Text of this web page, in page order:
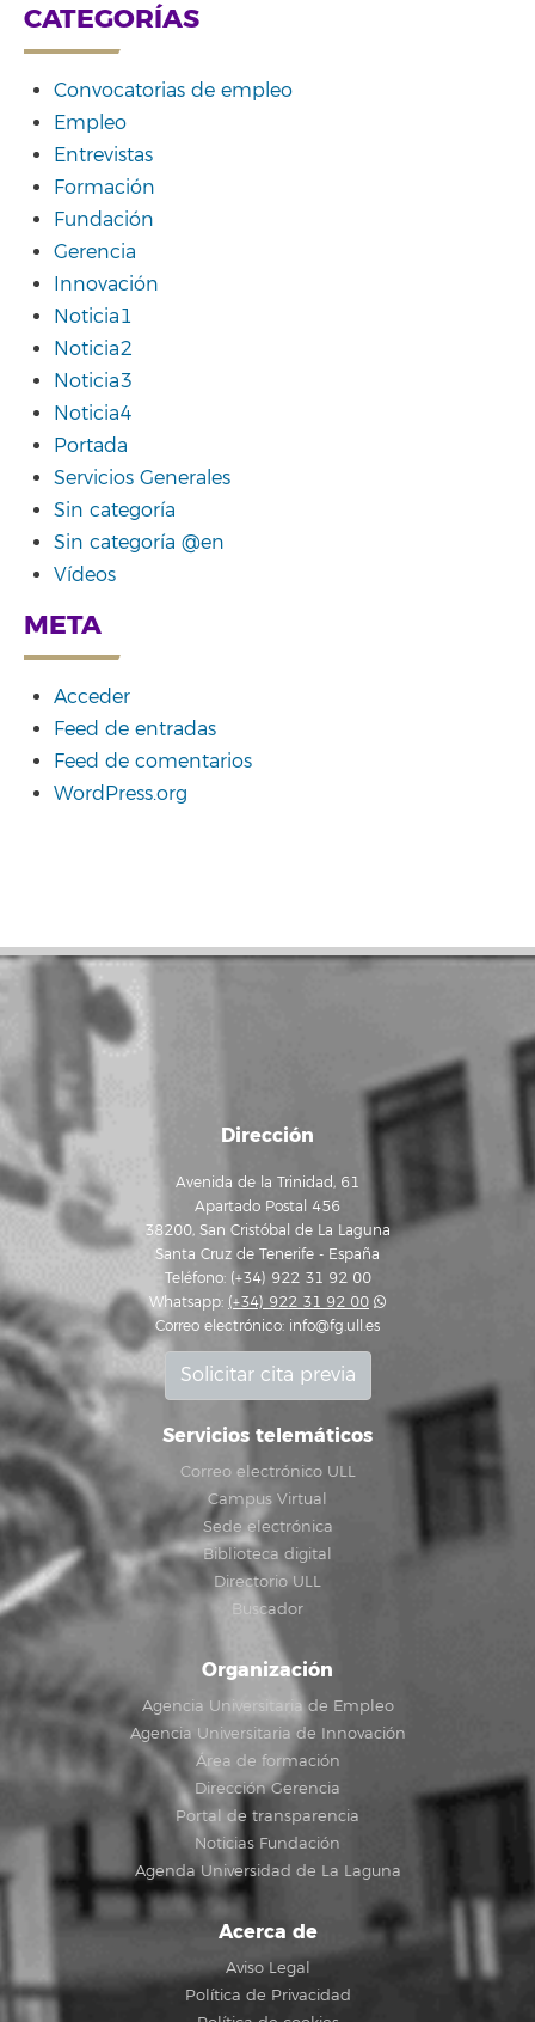
CATEGORÍAS
Convocatorias de empleo
Empleo
Entrevistas
Formación
Fundación
Gerencia
Innovación
Noticia1
Noticia2
Noticia3
Noticia4
Portada
Servicios Generales
Sin categoría
Sin categoría @en
Vídeos
META
Acceder
Feed de entradas
Feed de comentarios
WordPress.org
Dirección
Avenida de la Trinidad, 61
Apartado Postal 456
38200, San Cristóbal de La Laguna
Santa Cruz de Tenerife - España
Teléfono: (+34) 922 31 92 00
Whatsapp: (+34) 922 31 92 00
Correo electrónico: info@fg.ull.es
Solicitar cita previa
Servicios telemáticos
Correo electrónico ULL
Campus Virtual
Sede electrónica
Biblioteca digital
Directorio ULL
Buscador
Organización
Agencia Universitaria de Empleo
Agencia Universitaria de Innovación
Área de formación
Dirección Gerencia
Portal de transparencia
Noticias Fundación
Agenda Universidad de La Laguna
Acerca de
Aviso Legal
Política de Privacidad